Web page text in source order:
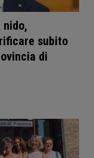
nido,
subito
di